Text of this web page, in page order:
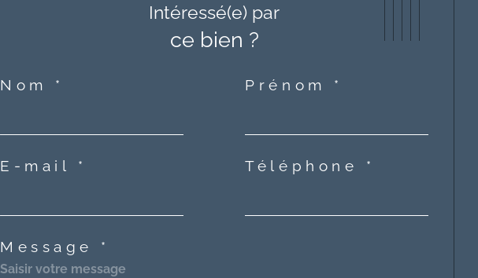
Intéressé(e) par
ce bien ?
Nom * Prénom *
E-mail * Téléphone *
Message *